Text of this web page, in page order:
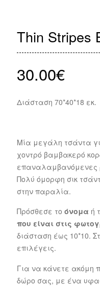
Thin Stripes
30.00€
Διάσταση 70*40*18 εκ.
Μία μεγάλη τσάντα
χοντρό βαμβακερό
επαναλαμβανόμενες
Πολύ όμορφη σικ
στην παραλία.
Πρόσθεσε το όνομα ή
που είναι στις
διάσταση έως 10*10.
επιλέγεις.
Για να κάνετε ακόμη
δώρο σας, με ένα